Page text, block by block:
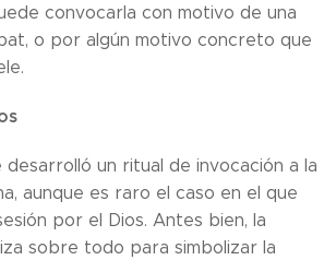
convocarla con motivo de una
o por algún motivo concreto que
desarrolló un ritual de invocación a la
aunque es raro el caso en el que
por el Dios. Antes bien, la
sobre todo para simbolizar la